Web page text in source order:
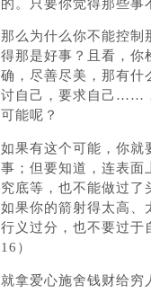
的。只要你觉得那些事
那么为什么你不能控制
得那是好事？且看，你
确，尽善尽美，那有什
讨自己，要求自己……
可能呢？
如果有这个可能，你就
事；但要知道，连表面
究底等，也不能做过了
如果你的箭射得太高、
行义过分，也不要过于
16）
就拿爱心施舍钱财给穷